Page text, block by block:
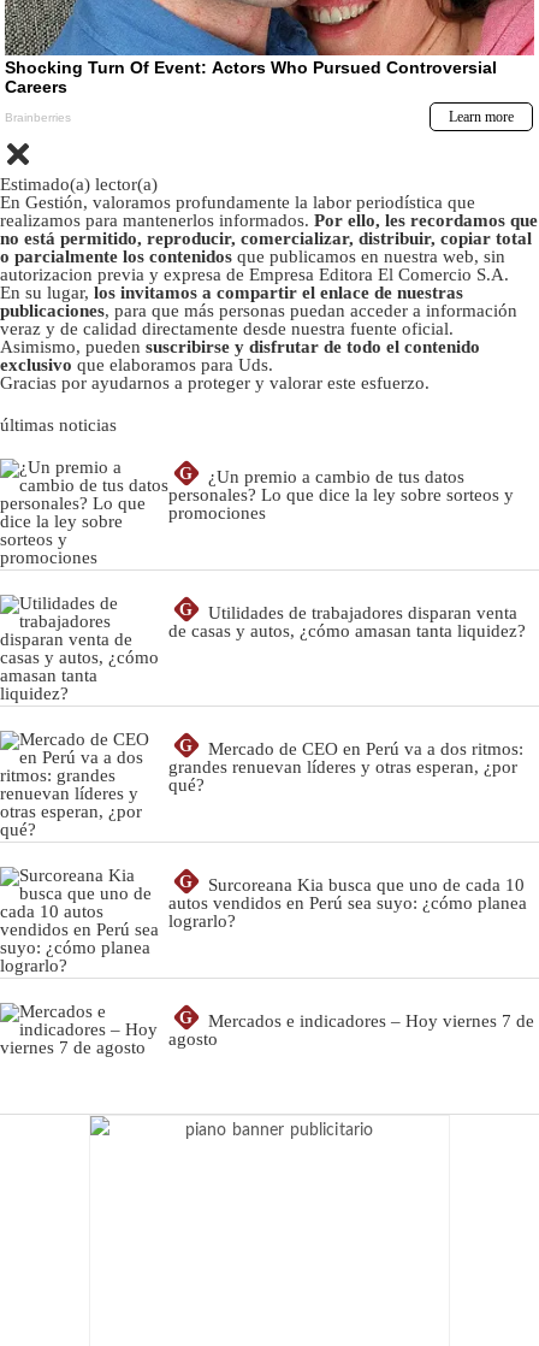
Estimado(a) lector(a)
En Gestión, valoramos profundamente la labor periodística que
realizamos para mantenerlos informados. Por ello, les recordamos que
no está permitido, reproducir, comercializar, distribuir, copiar total
o parcialmente los contenidos que publicamos en nuestra web, sin
autorizacion previa y expresa de Empresa Editora El Comercio S.A.
En su lugar, los invitamos a compartir el enlace de nuestras
publicaciones, para que más personas puedan acceder a información
veraz y de calidad directamente desde nuestra fuente oficial.
Asimismo, pueden suscribirse y disfrutar de todo el contenido
exclusivo que elaboramos para Uds.
Gracias por ayudarnos a proteger y valorar este esfuerzo.
últimas noticias
G
¿Un premio a cambio de tus datos
personales? Lo que dice la ley sobre sorteos y
promociones
G
Utilidades de trabajadores disparan venta
de casas y autos, ¿cómo amasan tanta liquidez?
G
Mercado de CEO en Perú va a dos ritmos:
grandes renuevan líderes y otras esperan, ¿por
qué?
G
Surcoreana Kia busca que uno de cada 10
autos vendidos en Perú sea suyo: ¿cómo planea
lograrlo?
G
Mercados e indicadores – Hoy viernes 7 de
agosto